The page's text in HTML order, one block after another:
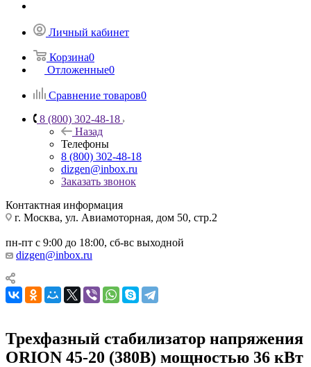
Личный кабинет
Корзина0
Отложенные0
Сравнение товаров0
8 (800) 302-48-18
Назад
Телефоны
8 (800) 302-48-18
dizgen@inbox.ru
Заказать звонок
Контактная информация
г. Москва, ул. Авиамоторная, дом 50, стр.2
пн-пт с 9:00 до 18:00, сб-вс выходной
dizgen@inbox.ru
Трехфазный стабилизатор напряжения
ORION 45-20 (380В) мощностью 36 кВт